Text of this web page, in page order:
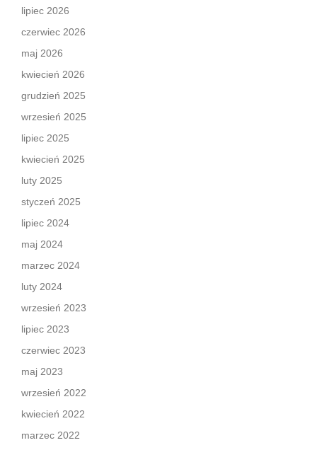
lipiec 2026
czerwiec 2026
maj 2026
kwiecień 2026
grudzień 2025
wrzesień 2025
lipiec 2025
kwiecień 2025
luty 2025
styczeń 2025
lipiec 2024
maj 2024
marzec 2024
luty 2024
wrzesień 2023
lipiec 2023
czerwiec 2023
maj 2023
wrzesień 2022
kwiecień 2022
marzec 2022